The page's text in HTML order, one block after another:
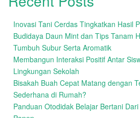
Inovasi Tani Cerdas Tingkatkan Hasil
Budidaya Daun Mint dan Tips Tanam
Tumbuh Subur Serta Aromatik
Membangun Interaksi Positif Antar
Lingkungan Sekolah
Bisakah Buah Cepat Matang dengan
Sederhana di Rumah?
Panduan Otodidak Belajar Bertani